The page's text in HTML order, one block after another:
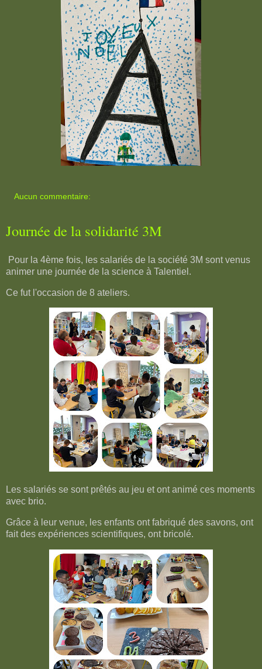
Aucun commentaire:
Journée de la solidarité 3M
Pour la 4ème fois, les salariés de la société 3M sont venus
animer une journée de la science à Talentiel.
Ce fut l'occasion de 8 ateliers.
Les salariés se sont prêtés au jeu et ont animé ces moments
avec brio.
Grâce à leur venue, les enfants ont fabriqué des savons, ont
fait des expériences scientifiques, ont bricolé.